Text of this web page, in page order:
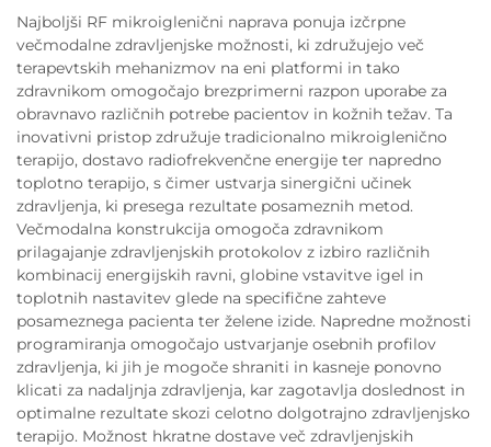
Najboljši RF mikroiglenični naprava ponuja izčrpne
večmodalne zdravljenjske možnosti, ki združujejo več
terapevtskih mehanizmov na eni platformi in tako
zdravnikom omogočajo brezprimerni razpon uporabe za
obravnavo različnih potrebe pacientov in kožnih težav. Ta
inovativni pristop združuje tradicionalno mikroiglenično
terapijo, dostavo radiofrekvenčne energije ter napredno
toplotno terapijo, s čimer ustvarja sinergični učinek
zdravljenja, ki presega rezultate posameznih metod.
Večmodalna konstrukcija omogoča zdravnikom
prilagajanje zdravljenjskih protokolov z izbiro različnih
kombinacij energijskih ravni, globine vstavitve igel in
toplotnih nastavitev glede na specifične zahteve
posameznega pacienta ter želene izide. Napredne možnosti
programiranja omogočajo ustvarjanje osebnih profilov
zdravljenja, ki jih je mogoče shraniti in kasneje ponovno
klicati za nadaljnja zdravljenja, kar zagotavlja doslednost in
optimalne rezultate skozi celotno dolgotrajno zdravljenjsko
terapijo. Možnost hkratne dostave več zdravljenjskih